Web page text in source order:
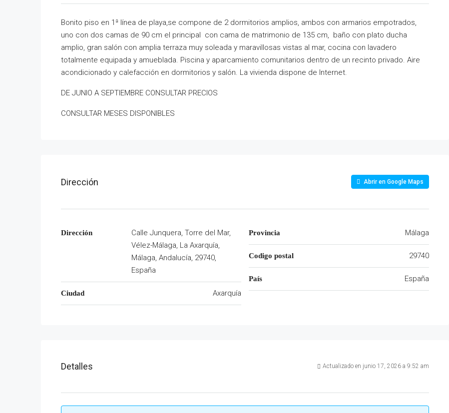
Bonito piso en 1ª línea de playa,se compone de 2 dormitorios amplios, ambos con armarios empotrados,
uno con dos camas de 90 cm el principal con cama de matrimonio de 135 cm, baño con plato ducha
amplio, gran salón con amplia terraza muy soleada y maravillosas vistas al mar, cocina con lavadero
totalmente equipada y amueblada. Piscina y aparcamiento comunitarios dentro de un recinto privado. Aire
acondicionado y calefacción en dormitorios y salón. La vivienda dispone de Internet.
DE JUNIO A SEPTIEMBRE CONSULTAR PRECIOS
CONSULTAR MESES DISPONIBLES
Dirección Abrir en Google Maps
Dirección
Calle Junquera, Torre del Mar,
Vélez-Málaga, La Axarquía,
Málaga, Andalucía, 29740,
España
Ciudad Axarquía
Provincia Málaga
Codigo postal 29740
País España
Detalles Actualizado en junio 17, 2026 a 9:52 am